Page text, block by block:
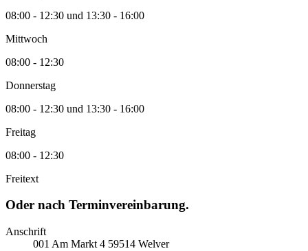
08:00 - 12:30 und 13:30 - 16:00
Mittwoch
08:00 - 12:30
Donnerstag
08:00 - 12:30 und 13:30 - 16:00
Freitag
08:00 - 12:30
Freitext
Oder nach Terminvereinbarung.
Anschrift
001 Am Markt 4 59514 Welver